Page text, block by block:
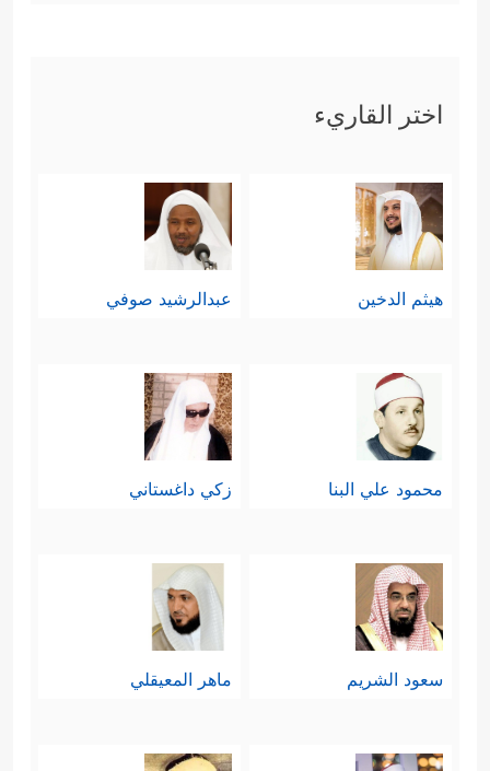
اختر القاريء
هيثم الدخين عبدالرشيد صوفي
محمود علي البنا زكي داغستاني
سعود الشريم ماهر المعيقلي